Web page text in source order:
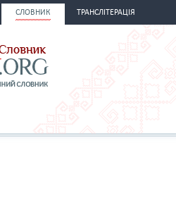
СЛОВНИК ТРАНСЛІТЕРАЦІЯ